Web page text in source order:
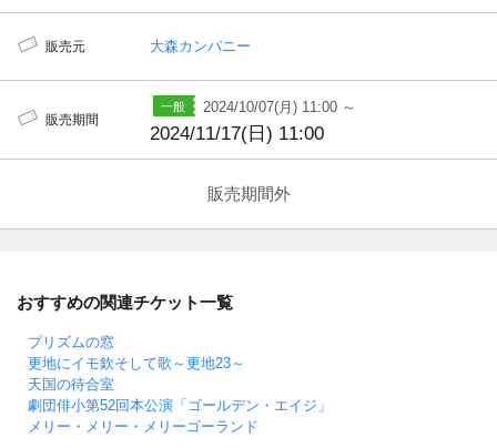
販売元 大森カンパニー
販売期間
2024/10/07(月) 11:00 ～
2024/11/17(日) 11:00
販売期間外
おすすめの関連チケット一覧
プリズムの窓
更地にイモ欽そして歌～更地23～
天国の待合室
劇団俳小第52回本公演「ゴールデン・エイジ」
メリー・メリー・メリーゴーランド